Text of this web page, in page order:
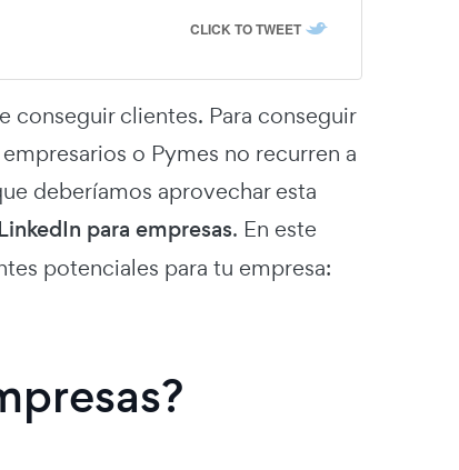
CLICK TO TWEET
conseguir clientes. Para conseguir
o Pymes no recurren a
deberíamos aprovechar esta
para empresas. En este
potenciales para tu empresa: